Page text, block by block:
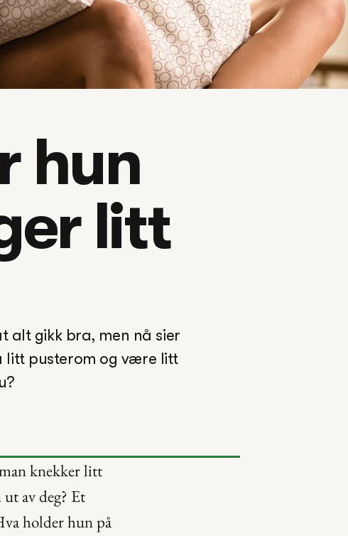
hun
litt
alt gikk bra, men nå sier
litt pusterom og være litt
knekker litt
av deg? Et
holder hun på